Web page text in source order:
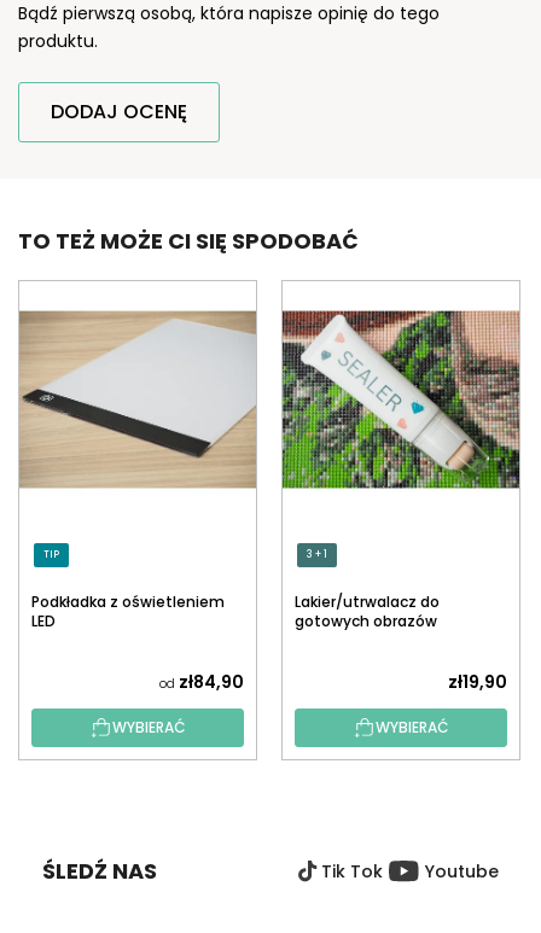
Bądź pierwszą osobą, która napisze opinię do tego
produktu.
DODAJ OCENĘ
TO TEŻ MOŻE CI SIĘ SPODOBAĆ
TIP
Podkładka z oświetleniem
LED
od zł84,90
WYBIERAĆ
3 + 1
Lakier/utrwalacz do
gotowych obrazów
zł19,90
WYBIERAĆ
ŚLEDŹ NAS Tik Tok Youtube